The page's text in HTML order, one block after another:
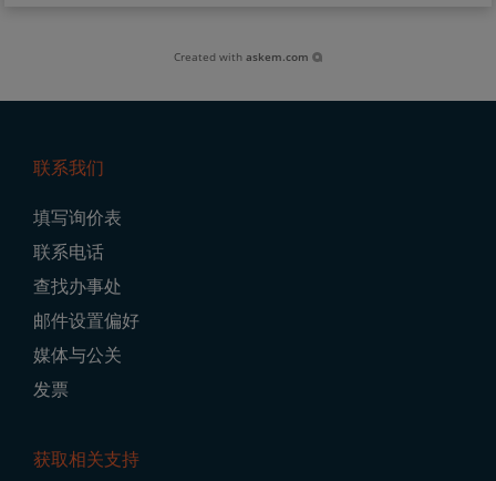
Created withaskem.com
Navigation
联系我们
填写询价表
联系电话
查找办事处
邮件设置偏好
媒体与公关
发票
获取相关支持